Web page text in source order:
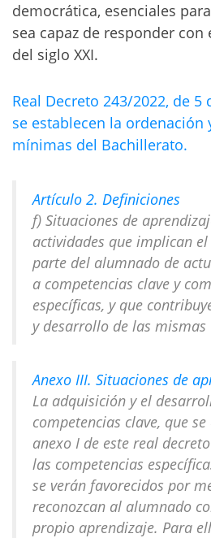
democrática, esenciales
sea capaz de responder con
del siglo XXI.
Real Decreto 243/2022, de
se establecen la ordenación
mínimas del Bachillerato.
Artículo 2. Definiciones
f) Situaciones de
actividades que implican
parte del alumnado de
a competencias clave y
específicas, y que
y desarrollo de las mismas
Anexo III. Situaciones de
La adquisición y el
competencias clave, que
anexo I de este real
las competencias
se verán favorecidos por
reconozcan al alumnado
propio aprendizaje. Para